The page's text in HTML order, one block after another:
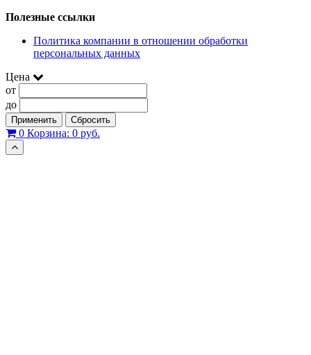
Полезные ссылки
Политика компании в отношении обработки
персональных данных
Цена
от
до
Применить Сбросить
0 Корзина: 0 руб.